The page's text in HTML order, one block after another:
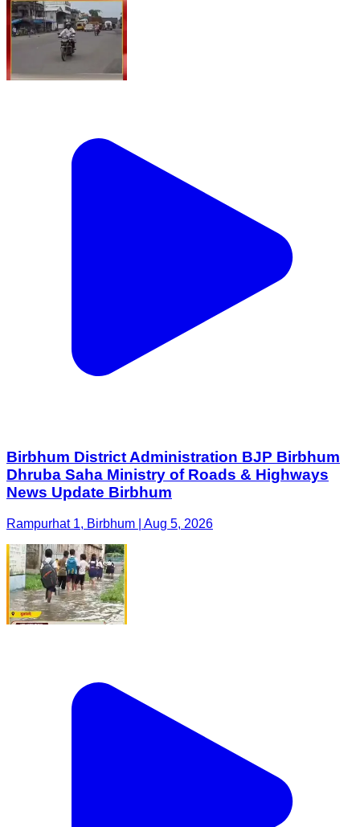
Birbhum District Administration BJP Birbhum
Dhruba Saha Ministry of Roads & Highways
News Update Birbhum
Rampurhat 1, Birbhum | Aug 5, 2026